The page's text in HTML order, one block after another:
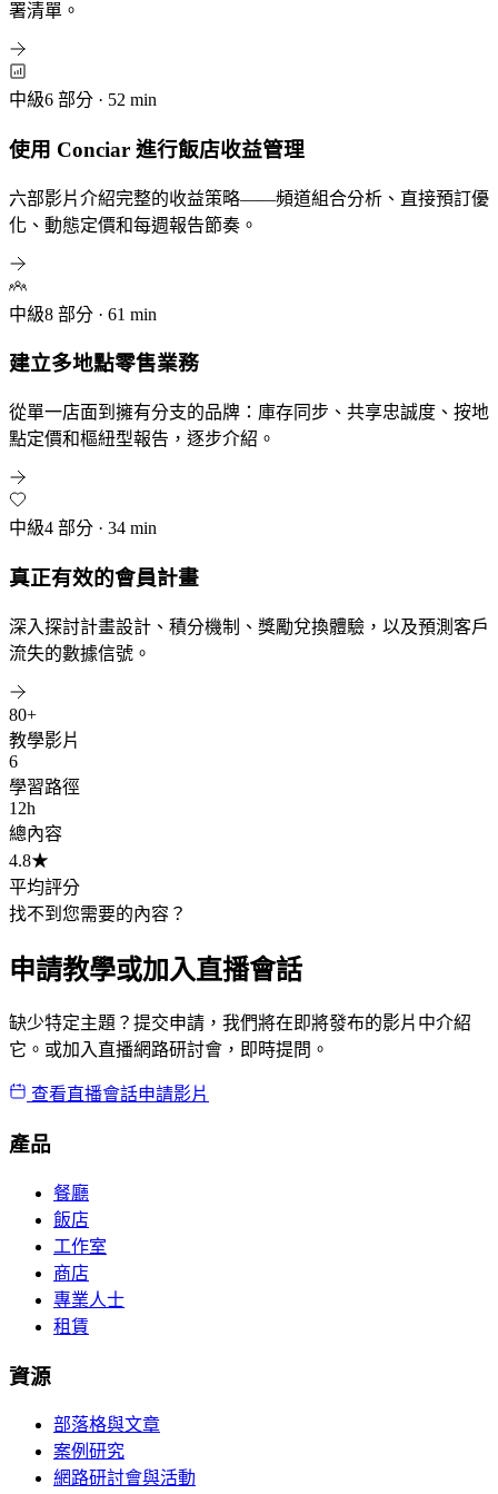
署清單。
中級6 部分 · 52 min
使用 Conciar 進行飯店收益管理
六部影片介紹完整的收益策略——頻道組合分析、直接預訂優
化、動態定價和每週報告節奏。
中級8 部分 · 61 min
建立多地點零售業務
從單一店面到擁有分支的品牌：庫存同步、共享忠誠度、按地
點定價和樞紐型報告，逐步介紹。
中級4 部分 · 34 min
真正有效的會員計畫
深入探討計畫設計、積分機制、獎勵兌換體驗，以及預測客戶
流失的數據信號。
80+
教學影片
6
學習路徑
12h
總內容
4.8★
平均評分
找不到您需要的內容？
申請教學或加入直播會話
缺少特定主題？提交申請，我們將在即將發布的影片中介紹
它。或加入直播網路研討會，即時提問。
查看直播會話申請影片
產品
餐廳
飯店
工作室
商店
專業人士
租賃
資源
部落格與文章
案例研究
網路研討會與活動